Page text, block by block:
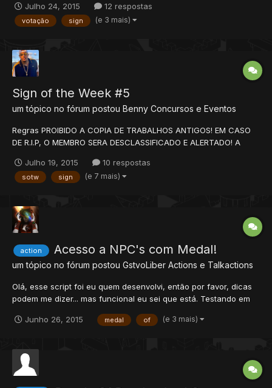
Premiação Primeiro colocado: 4 REP+ MEDALHA Se...
Julho 24, 2015 12 respostas
votação sign (e 3 mais)
Sign of the Week #5
um tópico no fórum postou Benny Concursos e Eventos
Regras PROIBIDO A COPIA DE TRABALHOS ANTIGOS! EM CASO
DE R.I.P, O MEMBRO SERA DESCLASSIFICADO E ALERTADO! A
EVENTO O POST SÓ PODERÁ SER EDITADO NOS PRIMEIROS 10
MINUTOS DA POSTAGEM! PROIBIDO, ENVIAR RESPOSTAR NO
Julho 19, 2015 10 respostas
sotw sign (e 7 mais)
action Acesso a NPC's com Medal!
um tópico no fórum postou GstvoLiber Actions e Talkactions
Olá, esse script foi eu quem desenvolvi, então por favor, dicas
podem me dizer... mas funcional eu sei que está. Testando em
utiliza essa medal no lugar no colar, e te deixa passar pela
Junho 26, 2015 medal of (e 3 mais)